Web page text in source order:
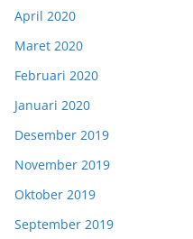
April 2020
Maret 2020
Februari 2020
Januari 2020
Desember 2019
November 2019
Oktober 2019
September 2019